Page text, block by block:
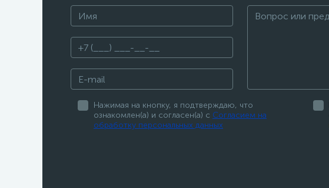
Нажимая на кнопку, я подтверждаю, что
ознакомлен(а) и согласен(а) с Согласием на
обработку персональных данных